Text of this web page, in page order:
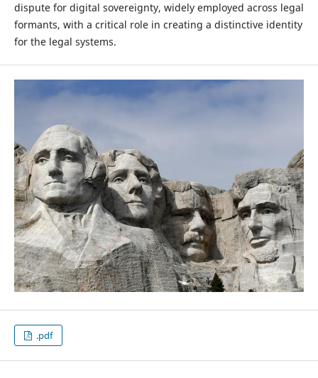
dispute for digital sovereignty, widely employed across legal
formants, with a critical role in creating a distinctive identity
for the legal systems.
.pdf